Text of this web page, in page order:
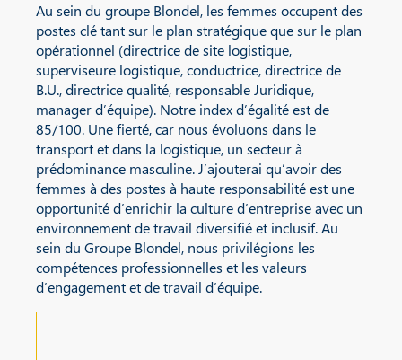
Au sein du groupe Blondel, les femmes occupent des
postes clé tant sur le plan stratégique que sur le plan
opérationnel (directrice de site logistique,
superviseure logistique, conductrice, directrice de
B.U., directrice qualité, responsable Juridique,
manager d’équipe). Notre index d’égalité est de
85/100. Une fierté, car nous évoluons dans le
transport et dans la logistique, un secteur à
prédominance masculine. J’ajouterai qu’avoir des
femmes à des postes à haute responsabilité est une
opportunité d’enrichir la culture d’entreprise avec un
environnement de travail diversifié et inclusif. Au
sein du Groupe Blondel, nous privilégions les
compétences professionnelles et les valeurs
d’engagement et de travail d’équipe.